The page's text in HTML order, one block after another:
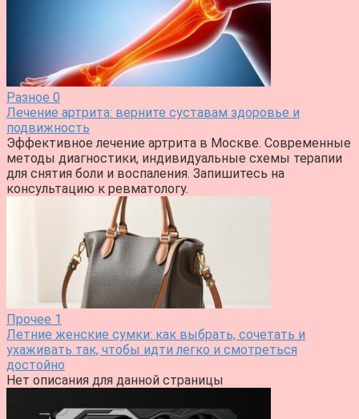
Разное 0
Лечение артрита: верните суставам здоровье и
подвижность
Эффективное лечение артрита в Москве. Современные
методы диагностики, индивидуальные схемы терапии
для снятия боли и воспаления. Запишитесь на
консультацию к ревматологу.
Прочее 1
Летние женские сумки: как выбрать, сочетать и
ухаживать так, чтобы идти легко и смотреться
достойно
Нет описания для данной страницы